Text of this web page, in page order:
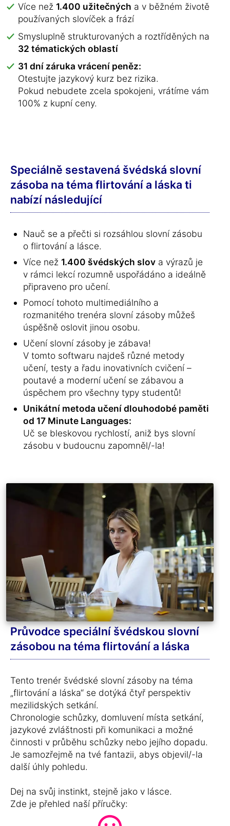
Více než 1.400 užitečných a v běžném životě
používaných slovíček a frází
Smysluplně strukturovaných a roztříděných na
32 tématických oblastí
31 dní záruka vrácení peněz:
Otestujte jazykový kurz bez rizika.
Pokud nebudete zcela spokojeni, vrátíme vám
100% z kupní ceny.
Speciálně sestavená švédská slovní
zásoba na téma flirtování a láska ti
nabízí následující
Nauč se a přečti si rozsáhlou slovní zásobu
o flirtování a lásce.
Více než 1.400 švédských slov a výrazů je
v rámci lekcí rozumně uspořádáno a ideálně
připraveno pro učení.
Pomocí tohoto multimediálního a
rozmanitého trenéra slovní zásoby můžeš
úspěšně oslovit jinou osobu.
Učení slovní zásoby je zábava!
V tomto softwaru najdeš různé metody
učení, testy a řadu inovativních cvičení –
poutavé a moderní učení se zábavou a
úspěchem pro všechny typy studentů!
Unikátní metoda učení dlouhodobé paměti
od 17 Minute Languages:
Uč se bleskovou rychlostí, aniž bys slovní
zásobu v budoucnu zapomněl/-la!
Průvodce speciální švédskou slovní
zásobou na téma flirtování a láska
Tento trenér švédské slovní zásoby na téma
„flirtování a láska“ se dotýká čtyř perspektiv
mezilidských setkání.
Chronologie schůzky, domluvení místa setkání,
jazykové zvláštnosti při komunikaci a možné
činnosti v průběhu schůzky nebo jejího dopadu.
Je samozřejmě na tvé fantazii, abys objevil/-la
další úhly pohledu.
Dej na svůj instinkt, stejně jako v lásce.
Zde je přehled naší příručky: